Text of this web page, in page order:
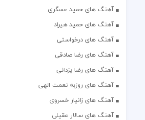
آهنگ های حمید عسگری
آهنگ های حمید هیراد
آهنگ های درخواستی
آهنگ های رضا صادقی
آهنگ های رضا یزدانی
آهنگ های روزبه نعمت الهی
آهنگ های زانیار خسروی
آهنگ های سالار عقیلی